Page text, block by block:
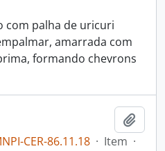
com palha de uricuri
amarrada com
formando chevrons
CER-86.11.18 · Item ·